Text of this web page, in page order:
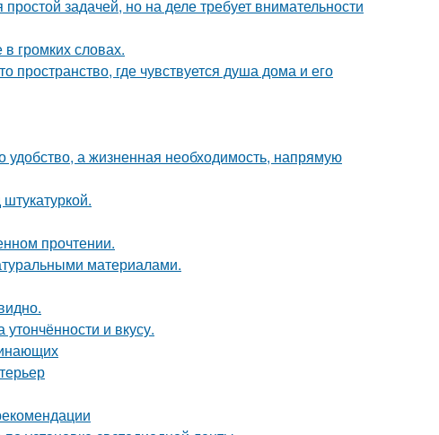
задачей, но на деле требует внимательности
громких словах.
пространство, где чувствуется душа дома и его
удобство, а жизненная необходимость, напрямую
прочтении.
материалами.
и вкусу.